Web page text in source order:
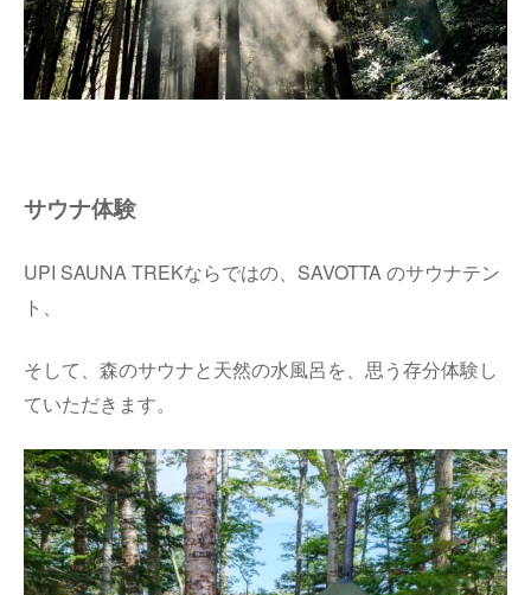
サウナ体験
UPI SAUNA TREKならではの、SAVOTTA のサウナテン
ト、
そして、森のサウナと天然の水風呂を、思う存分体験し
ていただきます。